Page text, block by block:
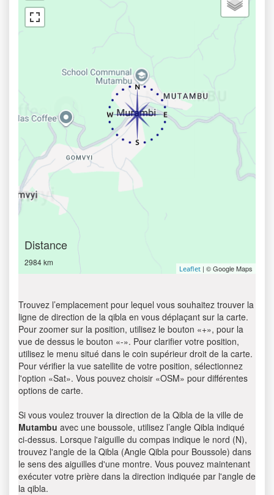
Distance
2984 km
Leaflet | © Google Maps
Trouvez l’emplacement pour lequel vous souhaitez trouver la
ligne de direction de la qibla en vous déplaçant sur la carte.
Pour zoomer sur la position, utilisez le bouton «+», pour la
vue de dessus le bouton «-». Pour clarifier votre position,
utilisez le menu situé dans le coin supérieur droit de la carte.
Pour vérifier la vue satellite de votre position, sélectionnez
l'option «Sat». Vous pouvez choisir «OSM» pour différentes
options de carte.
Si vous voulez trouver la direction de la Qibla de la ville de
Mutambu avec une boussole, utilisez l’angle Qibla indiqué
ci-dessus. Lorsque l'aiguille du compas indique le nord (N),
trouvez l'angle de la Qibla (Angle Qibla pour Boussole) dans
le sens des aiguilles d'une montre. Vous pouvez maintenant
exécuter votre prière dans la direction indiquée par l'angle de
la qibla.